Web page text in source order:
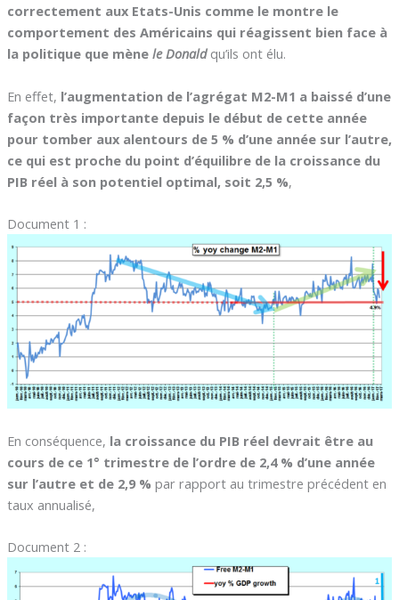
correctement aux Etats-Unis comme le montre le
comportement des Américains qui réagissent bien face à
la politique que mène le Donald qu’ils ont élu.
En effet, l’augmentation de l’agrégat M2-M1 a baissé d’une
façon très importante depuis le début de cette année
pour tomber aux alentours de 5 % d’une année sur l’autre,
ce qui est proche du point d’équilibre de la croissance du
PIB réel à son potentiel optimal, soit 2,5 %,
Document 1 :
En conséquence, la croissance du PIB réel devrait être au
cours de ce 1° trimestre de l’ordre de 2,4 % d’une année
sur l’autre et de 2,9 % par rapport au trimestre précédent en
taux annualisé,
Document 2 :